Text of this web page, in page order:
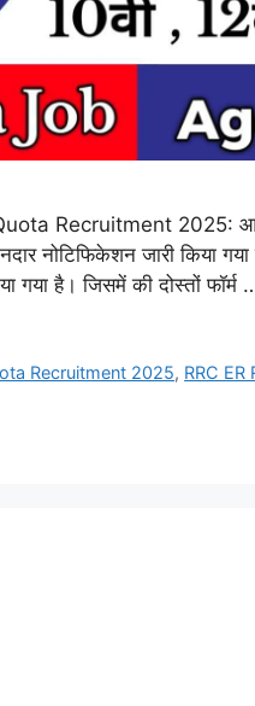
Recruitment 2025:
नोटिफिकेशन जारी किया
गया है। जिसमें की दोस्तों फॉर्म
Recruitment 2025, RRC